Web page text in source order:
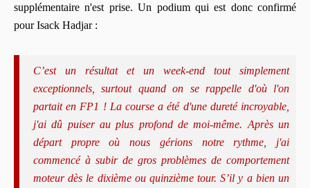
supplémentaire n'est prise. Un podium qui est donc confirmé
pour Isack Hadjar :
C’est un résultat et un week-end tout simplement
exceptionnels, surtout quand on se rappelle d'où l'on
partait en FP1 ! La course a été d'une dureté incroyable,
j'ai dû puiser au plus profond de moi-même. Après un
départ propre où nous gérions notre rythme, j'ai
commencé à subir de gros problèmes de comportement
moteur dès le dixième ou quinzième tour. S’il y a bien un